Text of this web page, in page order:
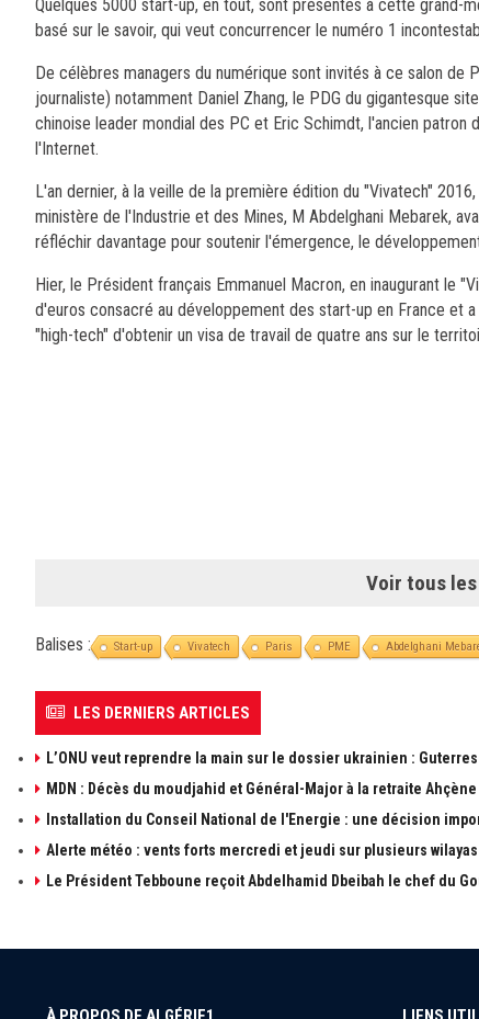
Quelques 5000 start-up, en tout, sont présentes à cette grand-
basé sur le savoir, qui veut concurrencer le numéro 1
De célèbres managers du numérique sont invités à ce salon de
journaliste) notamment Daniel Zhang, le PDG du gigantesque
chinoise leader mondial des PC et Eric Schimdt, l'ancien
l'Internet.
L'an dernier, à la veille de la première édition du "Vivatech"
ministère de l'Industrie et des Mines, M Abdelghani Mebarek,
réfléchir davantage pour soutenir l'émergence, le
Hier, le Président français Emmanuel Macron, en inaugurant le
d'euros consacré au développement des start-up en France et
"high-tech" d'obtenir un visa de travail de quatre ans sur le
Voir tous
Balises : Start-up Vivatech Paris PME Abdelghani
LES DERNIERS ARTICLES
L’ONU veut reprendre la main sur le dossier ukrainien :
MDN : Décès du moudjahid et Général-Major à la retraite
Installation du Conseil National de l'Energie : une décision
Alerte météo : vents forts mercredi et jeudi sur plusieurs wilayas
Le Président Tebboune reçoit Abdelhamid Dbeibah le chef du